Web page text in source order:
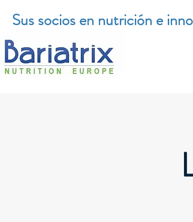
Sus socios en nutrición e